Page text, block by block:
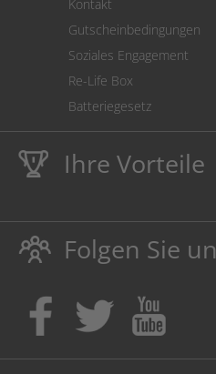
Kontakt
Gutscheinbedingungen
Soziales Engagement
Re-Life Box
Batteriegesetz
Ihre Vorteile
Lebenslange
schützt auch Ihren
Umweltfreundlich
Kaufen Sie Tinte &
Ausbildungsplatz
Folgen Sie